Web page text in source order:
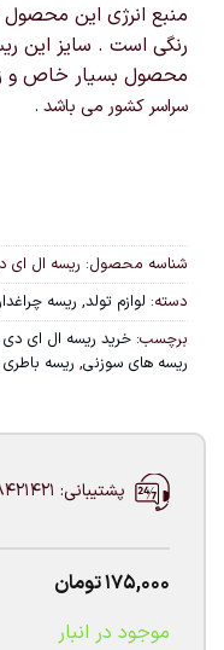
محصول بسیار خاص و
سراسر کشور می باشد .
شناسه محصول: ریسه ال ای دی
دسته: لوازم تولد, ریسه چراغدار
برچسب: خرید ریسه ال ای
ریسه های سوزنی, ریسه
پشتیبانی: 02128421421
175,000تومان
موجود در انبار